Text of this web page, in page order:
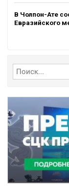
В Чолпон-Ате
Евразийского